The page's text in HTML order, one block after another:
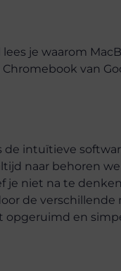
je waarom
van
de intuïtieve
naar behoren
je niet na te
de verschillende
opgeruimd en